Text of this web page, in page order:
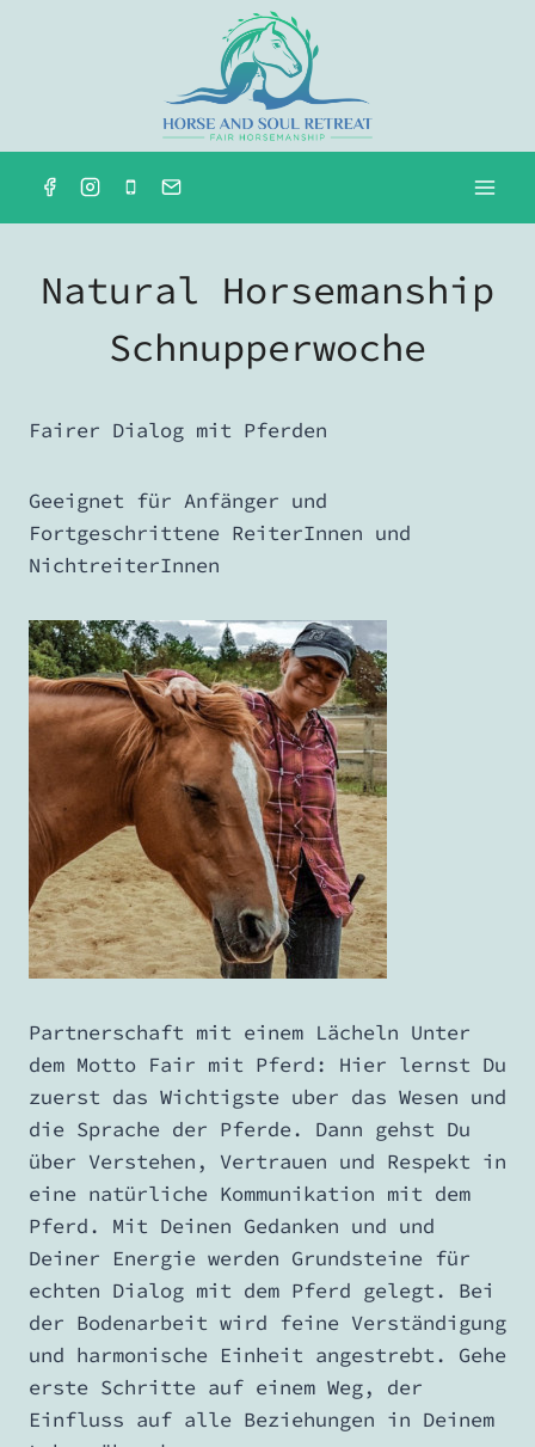
Natural Horsemanship
Schnupperwoche
Fairer Dialog mit Pferden
Geeignet für Anfänger und
Fortgeschrittene ReiterInnen und
NichtreiterInnen
Partnerschaft mit einem Lächeln Unter
dem Motto Fair mit Pferd: Hier lernst Du
zuerst das Wichtigste uber das Wesen und
die Sprache der Pferde. Dann gehst Du
über Verstehen, Vertrauen und Respekt in
eine natürliche Kommunikation mit dem
Pferd. Mit Deinen Gedanken und und
Deiner Energie werden Grundsteine für
echten Dialog mit dem Pferd gelegt. Bei
der Bodenarbeit wird feine Verständigung
und harmonische Einheit angestrebt. Gehe
erste Schritte auf einem Weg, der
Einfluss auf alle Beziehungen in Deinem